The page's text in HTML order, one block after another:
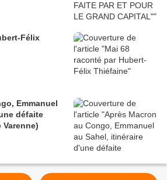
Félix
Emmanuel
défaite